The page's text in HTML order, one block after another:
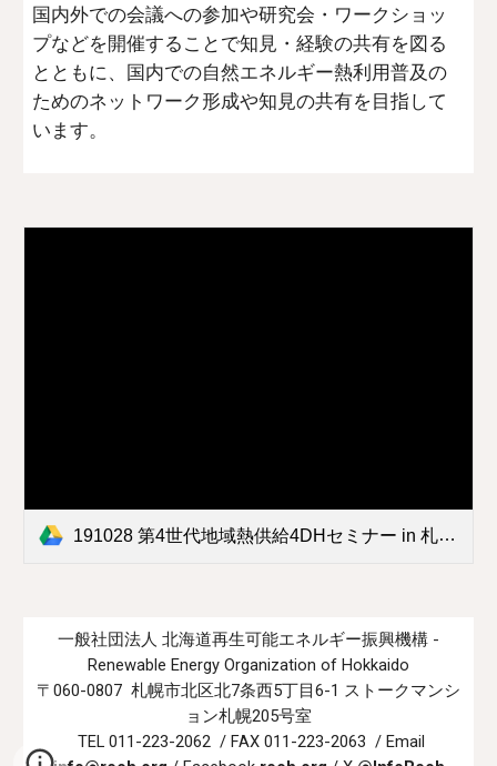
国内外での会議への参加や研究会・ワークショッ
プなどを開催することで知見・経験の共有を図る
とともに、国内での自然エネルギー熱利用普及の
ためのネットワーク形成や知見の共有を目指して
います。
191028 第4世代地域熱供給4DHセミナー in 札幌 チラシ.pdf
一般社団法人 北海道再生可能エネルギー振興機構 -
Renewable Energy Organization of Hokkaido
〒060-0807 札幌市北区北7条西5丁目6-1 ストークマンシ
ョン札幌205号室
TEL 011-223-2062 / FAX 011-223-2063 / Email